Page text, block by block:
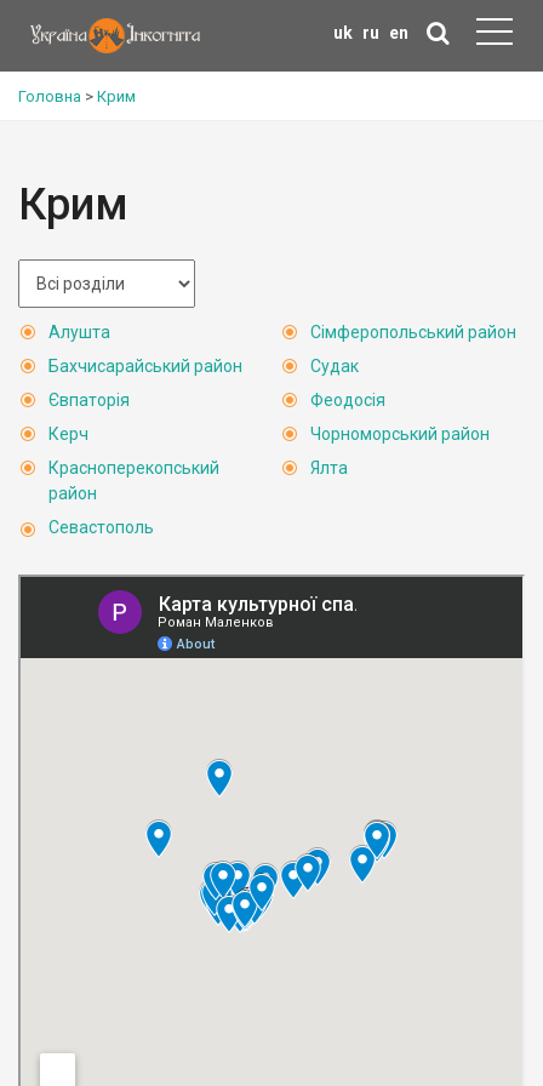
uk ru en
Головна > Крим
Крим
Алушта
Бахчисарайський район
Євпаторія
Керч
Красноперекопський
район
Севастополь
Сімферопольський район
Судак
Феодосія
Чорноморський район
Ялта